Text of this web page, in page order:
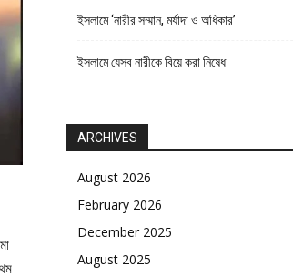
ইসলামে ‘নারীর সম্মান, মর্যাদা ও অধিকার’
ইসলামে যেসব নারীকে বিয়ে করা নিষেধ
ARCHIVES
August 2026
February 2026
December 2025
August 2025